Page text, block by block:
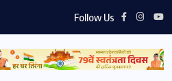
Follow Us